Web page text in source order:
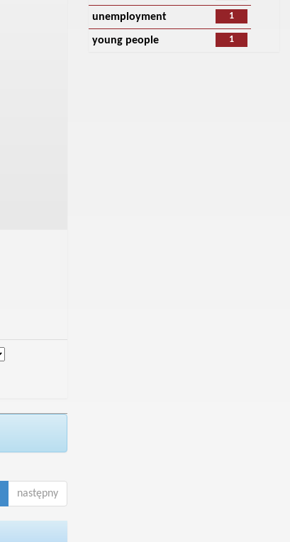
następny
1
unemployment
1
young people